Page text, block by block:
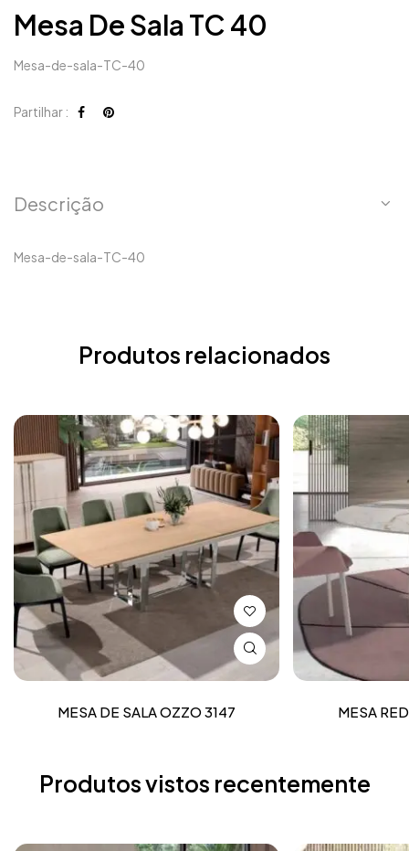
Mesa De Sala TC 40
Mesa-de-sala-TC-40
Partilhar :
Descrição
Mesa-de-sala-TC-40
Produtos relacionados
MESA DE SALA OZZO 3147 MESA
Produtos vistos recentemente